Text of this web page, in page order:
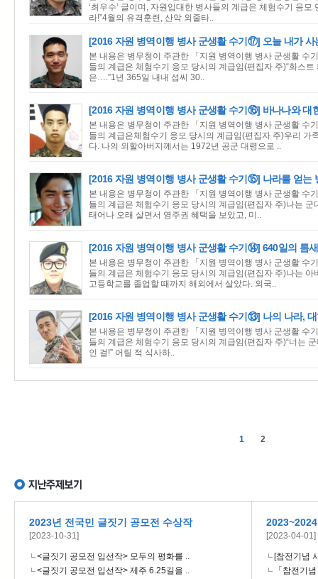
‘최우수’ 글이며, 자원입대한 병사들의 계급은 체험수기 응
라!”4월의 유격훈련, 산악 외줄타..
[2016 자원 병역이행 병사 군생활 수기⑰] 오늘 내가 사
본 내용은 병무청이 주관한 「지원 병역이행 병사 군생활 수
들의 계급은 체험수기 응모 당시의 계급임(편집자 주)“화스
은….”1년 365일 내내 섭씨 30..
[2016 자원 병역이행 병사 군생활 수기⑯] 바나나와 대
본 내용은 병무청이 주관한 「지원 병역이행 병사 군생활 수
들의 계급은체험수기 응모 당시의 계급임(편집자 주)우리 가
다. 나의 외할아버지께서는 1972년 공군 대령으로 ..
[2016 자원 병역이행 병사 군생활 수기⑮] 나라를 얻는
본 내용은 병무청이 주관한 「지원 병역이행 병사 군생활 수
들의 계급은 체험수기 응모 당시의 계급임(편집자 주)나는
태어나 오래 살면서 영주권 혜택을 보았고, 미..
[2016 자원 병역이행 병사 군생활 수기⑭] 640일의 틈새
본 내용은 병무청이 주관한 「지원 병역이행 병사 군생활 수
들의 계급은 체험수기 응모 당시의 계급임(편집자 주)나는
고등학교를 졸업할 때까지 해외에서 살았다. 외국..
[2016 자원 병역이행 병사 군생활 수기⑬] 나의 나라,
본 내용은 병무청이 주관한 「지원 병역이행 병사 군생활 수
들의 계급은 체험수기 응모 당시의 계급임(편집자 주)“너는
인 걸!” 어릴 적 식사하..
1 2
2023년 전국민 글짓기 공모전 수상작
[2023-10-31]
<글짓기 공모전 입선작> 모두의 평화를 ..
<글짓기 공모전 입선작> 제주 6.25길을 ..
[2023-04-01]
[참전기념
「참전기